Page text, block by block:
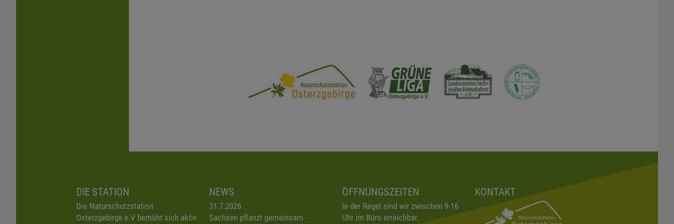
DIE STATION
Die Naturschutzstation
Osterzgebirge e.V bemüht sich aktiv
NEWS
31.7.2026
Sachsen pflanzt gemeinsam -
ÖFFNUNGSZEITEN
In der Regel sind wir zwischen 9-16
Uhr im Büro erreichbar.
KONTAKT